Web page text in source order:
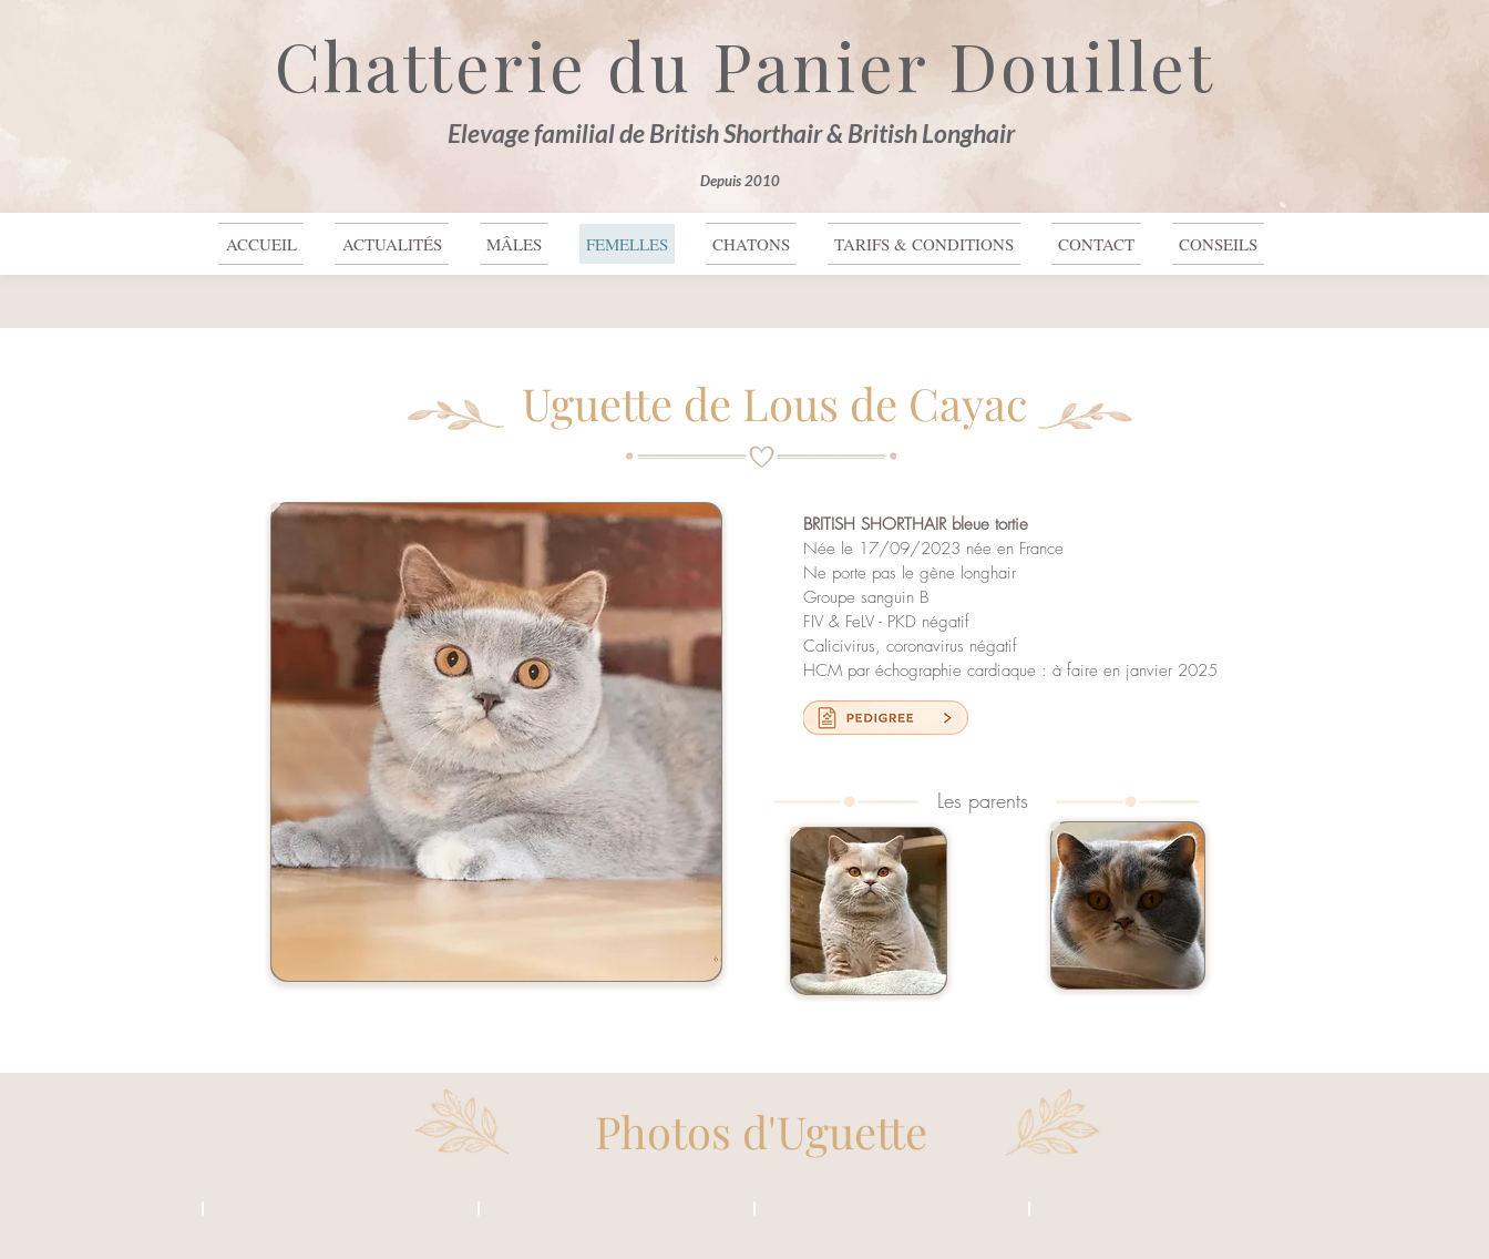
Uguette de Lous de Cayac
BRITISH SHORTHAIR bleue tortie
Née le 17/09/2023 née en France
Ne porte pas le gène longhair
Groupe sanguin B
FIV & FeLV - PKD négatif
Calicivirus, coronavirus négatif
HCM par échographie cardiaque : à faire en janvier 2025
Les parents
Photos d'Uguette
Chatterie du Panier Douillet
Elevage familial de British Shorthair & British Longhair
Depuis 2010
ACCUEIL ACTUALITÉS MÂLES FEMELLES CHATONS TARIFS & CONDITIONS CONTACT CONSEILS